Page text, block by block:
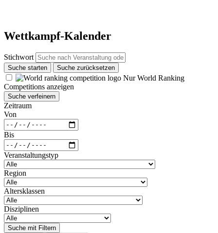
Wettkampf-Kalender
Stichwort
Suche starten Suche zurücksetzen
Nur World Ranking
Competitions anzeigen
Suche verfeinern
Zeitraum
Von
Bis
Veranstaltungstyp
Region
Altersklassen
Disziplinen
Suche mit Filtern